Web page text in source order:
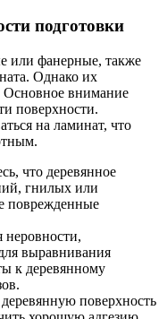
подготовки
или фанерные, также
Однако их
Основное внимание
поверхности.
на ламинат, что
что деревянное
гнилых или
поврежденные
выравнивания
к деревянному
поверхность